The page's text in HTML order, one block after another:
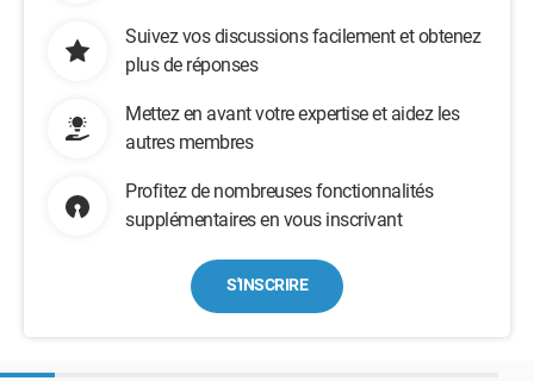
Suivez vos discussions facilement et obtenez
plus de réponses
Mettez en avant votre expertise et aidez les
autres membres
Profitez de nombreuses fonctionnalités
supplémentaires en vous inscrivant
S'INSCRIRE